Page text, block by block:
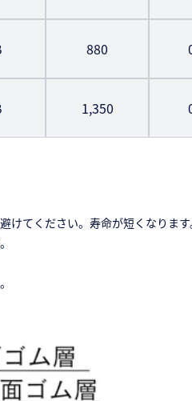
880
1,350
てください。寿命が短くなります